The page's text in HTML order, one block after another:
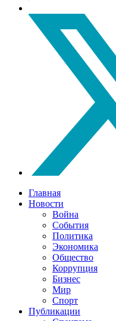
Главная
Новости
Война
События
Политика
Экономика
Общество
Коррупция
Бизнес
Мир
Спорт
Публикации